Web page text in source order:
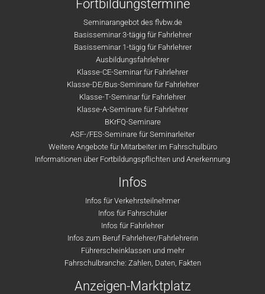
Fortbildungstermine
Seminarangebot des flvbw.de
Basisseminar 3-tägig für Fahrlehrer
Basisseminar 1-tägig für Fahrlehrer
Ausbildungsfahrlehrer
Klasse-CE-Seminar für Fahrlehrer
Klasse-DE/Bus-Seminare für Fahrlehrer
Klasse-T-Seminar für Fahrlehrer
Klasse-A-Seminare für Fahrlehrer
BKrFQ-Seminare
ASF-/FES-Seminare für Seminarleiter
Weitere Angebote für Mitarbeiter im Fahrschulbüro
Informationen über Fortbildungspflichten und Anerkennung
Infos
Infos für Verkehrsteilnehmer
Infos für Fahrschüler
Infos für Fahrlehrer
Infos zum Beruf Fahrlehrer/Fahrlehrerin
Führerscheinklassen und mehr
Fahrschulbranche: Zahlen, Daten, Fakten
Anzeigen-Marktplatz